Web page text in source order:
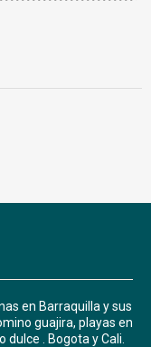
en Barraquilla y sus
guajira, playas en
. Bogota y Cali.